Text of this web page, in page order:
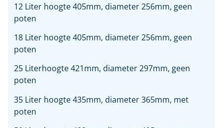
12 Liter hoogte 405mm, diameter 256mm, geen
poten
18 Liter hoogte 405mm, diameter 256mm, geen
poten
25 Literhoogte 421mm, diameter 297mm, geen
poten
35 Liter hoogte 435mm, diameter 365mm, met
poten